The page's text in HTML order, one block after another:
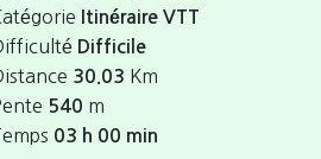
Itinéraire VTT
Difficile
30.03 Km
540 m
03 h 00 min